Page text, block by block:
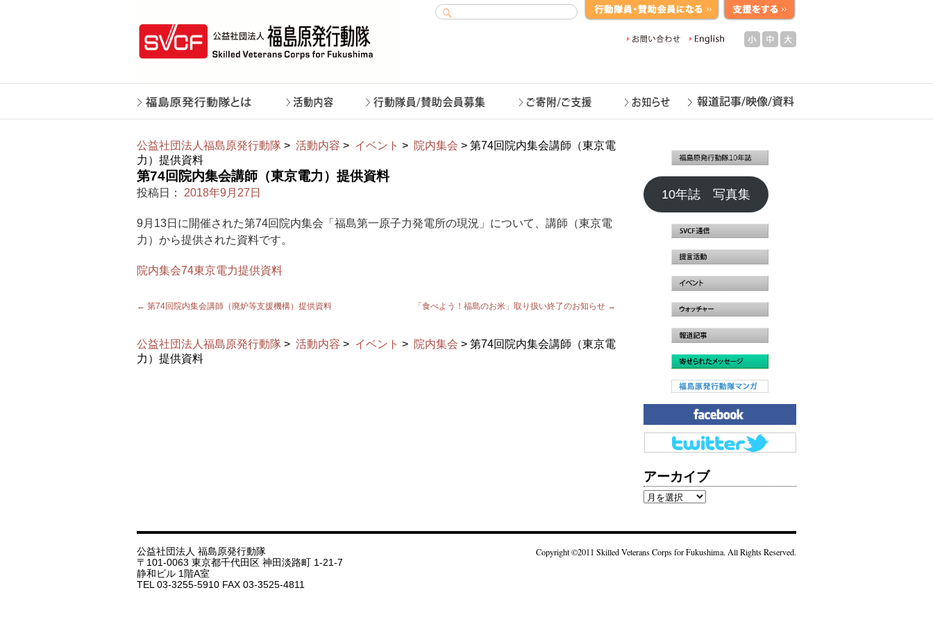
小 中 大
公益社団法人福島原発行動隊 > 活動内容 > イベント > 院内集会 > 第74回院内集会講師（東京電
力）提供資料
第74回院内集会講師（東京電力）提供資料
投稿日： 2018年9月27日
9月13日に開催された第74回院内集会「福島第一原子力発電所の現況」について、講師（東京電
力）から提供された資料です。
院内集会74東京電力提供資料
← 第74回院内集会講師（廃炉等支援機構）提供資料 「食べよう！福島のお米」取り扱い終了のお知らせ →
公益社団法人福島原発行動隊 > 活動内容 > イベント > 院内集会 > 第74回院内集会講師（東京電
力）提供資料
10年誌 写真集
アーカイブ
ア
ブ
公益社団法人 福島原発行動隊
〒101-0063 東京都千代田区 神田淡路町 1-21-7
静和ビル 1階A室
TEL 03-3255-5910 FAX 03-3525-4811
Copyright ©2011 Skilled Veterans Corps for Fukushima. All Rights Reserved.